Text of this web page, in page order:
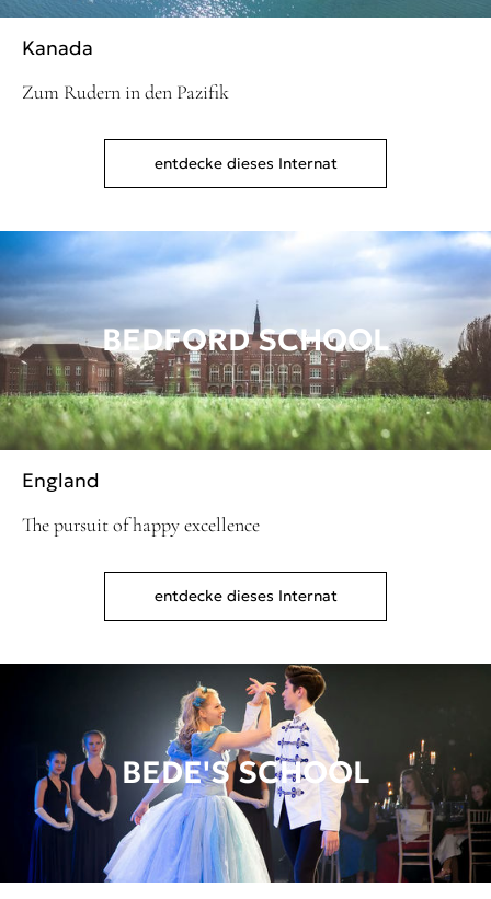
Kanada
Zum Rudern in den Pazifik
entdecke dieses Internat
BEDFORD SCHOOL
England
The pursuit of happy excellence
entdecke dieses Internat
BEDE'S SCHOOL